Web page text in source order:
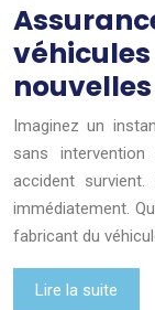
Imaginez un
sans
accident
immédiatement.
fabricant du
Lire la suite